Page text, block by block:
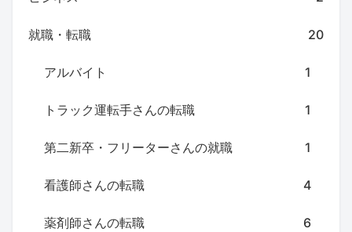
就職・転職 20
アルバイト 1
トラック運転手さんの転職 1
第二新卒・フリーターさんの就職 1
看護師さんの転職 4
薬剤師さんの転職 6